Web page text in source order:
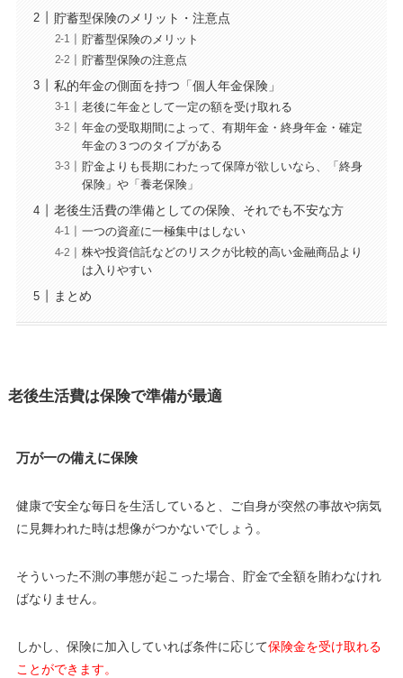
貯蓄型保険のメリット・注意点
貯蓄型保険のメリット
貯蓄型保険の注意点
私的年金の側面を持つ「個人年金保険」
老後に年金として一定の額を受け取れる
年金の受取期間によって、有期年金・終身年金・確定
年金の３つのタイプがある
貯金よりも長期にわたって保障が欲しいなら、「終身
保険」や「養老保険」
老後生活費の準備としての保険、それでも不安な方
一つの資産に一極集中はしない
株や投資信託などのリスクが比較的高い金融商品より
は入りやすい
まとめ
老後生活費は保険で準備が最適
万が一の備えに保険
健康で安全な毎日を生活していると、ご自身が突然の事故や病気
に見舞われた時は想像がつかないでしょう。
そういった不測の事態が起こった場合、貯金で全額を賄わなけれ
ばなりません。
しかし、保険に加入していれば条件に応じて保険金を受け取れる
ことができます。